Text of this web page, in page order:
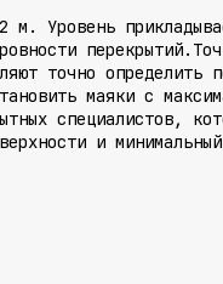
м. Уровень
перекрытий.
точно определить
маяки с
специалистов,
и